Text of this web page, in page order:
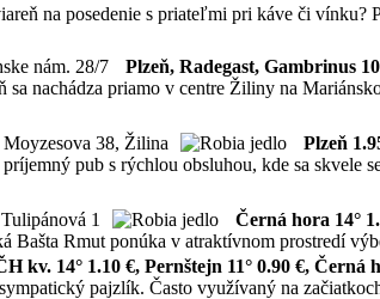
na posedenie s priateľmi pri káve či vínku?
nám. 28/7
Plzeň, Radegast, Gambrinus
sa nachádza priamo v centre Žiliny na
Moyzesova 38, Žilina
Plzeň
pub s rýchlou obsluhou, kde sa skvele
Tulipánová 1
Černá hora 14°
Bašta Rmut ponúka v atraktívnom prostredí
kv. 14° 1.10 €, Pernštejn 11° 0.90 €, Černá
pajzlík. Často využívaný na